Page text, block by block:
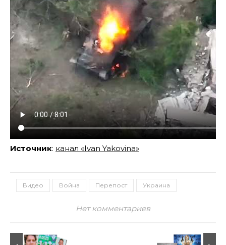
Источник: канал «Ivan Yakovina»
Видео Война Перепост Украина
Нет комментариев